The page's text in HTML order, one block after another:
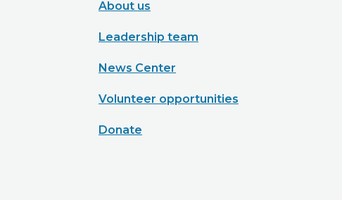
About us
Leadership team
News Center
Volunteer opportunities
Donate